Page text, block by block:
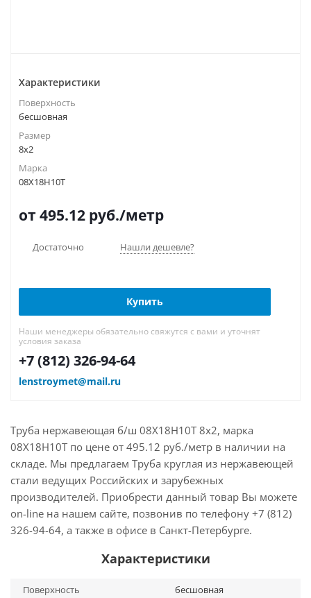
Характеристики
Поверхность
бесшовная
Размер
8х2
Марка
08Х18Н10Т
от 495.12 руб./метр
Достаточно Нашли дешевле?
Купить
Наши менеджеры обязательно свяжутся с вами и уточнят
условия заказа
+7 (812) 326-94-64
lenstroymet@mail.ru
Труба нержавеющая б/ш 08Х18Н10Т 8х2, марка
08Х18Н10Т по цене от 495.12 руб./метр в наличии на
складе. Мы предлагаем Труба круглая из нержавеющей
стали ведущих Российских и зарубежных
производителей. Приобрести данный товар Вы можете
on-line на нашем сайте, позвонив по телефону +7 (812)
326-94-64, а также в офисе в Санкт-Петербурге.
Характеристики
Поверхность
бесшовная